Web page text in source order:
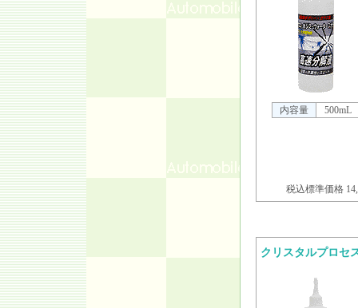
内容量 500mL
税込標準価格
クリスタルプロセ